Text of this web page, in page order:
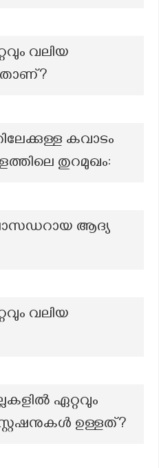
വലിയ
കവാടം
തുറമുഖം:
ആദ്യ
വലിയ
ഏറ്റവും
ഉള്ളത്?